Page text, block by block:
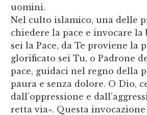
uomini.
Nel culto islamico, una delle
chiedere la pace e invocare
sei la Pace, da Te proviene la
glorificato sei Tu, o Padrone
pace, guidaci nel regno della
paura e senza dolore. O Dio,
dall’oppressione e
retta via». Questa